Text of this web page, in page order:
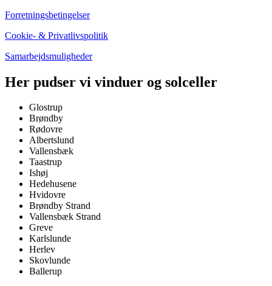
Forretningsbetingelser
Cookie- & Privatlivspolitik
Samarbejdsmuligheder
Her pudser vi vinduer og solceller
Glostrup
Brøndby
Rødovre
Albertslund
Vallensbæk
Taastrup
Ishøj
Hedehusene
Hvidovre
Brøndby Strand
Vallensbæk Strand
Greve
Karlslunde
Herlev
Skovlunde
Ballerup